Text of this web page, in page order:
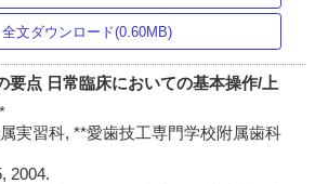
全文ダウンロード(0.60MB)
要点 日常臨床においての基本操作/上
実習科, **愛歯技工専門学校附属歯科
2004.